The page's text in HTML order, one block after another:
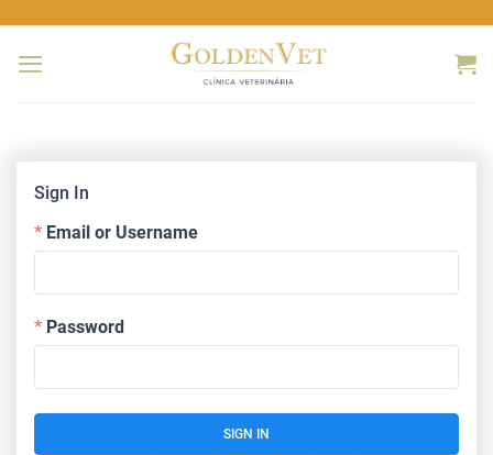
content
Sign In
Email or Username
Password
SIGN IN